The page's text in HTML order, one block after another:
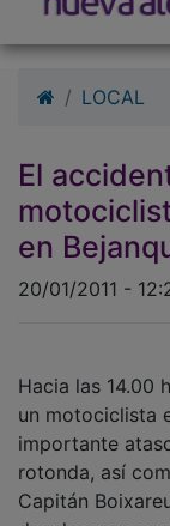
El
en
20/01/2011 -
un motociclista
importante
rotonda, así
Capitán
desplazaron